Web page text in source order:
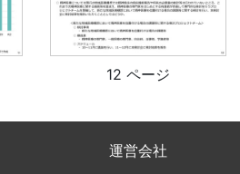
12 ページ
運営会社